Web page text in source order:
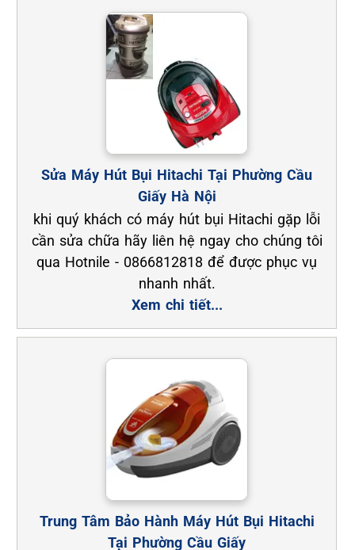
Sửa Máy Hút Bụi Hitachi Tại Phường Cầu
Giấy Hà Nội
khi quý khách có máy hút bụi Hitachi gặp lỗi
cần sửa chữa hãy liên hệ ngay cho chúng tôi
qua Hotnile - 0866812818 để được phục vụ
nhanh nhất.
Xem chi tiết...
Trung Tâm Bảo Hành Máy Hút Bụi Hitachi
Tại Phường Cầu Giấy